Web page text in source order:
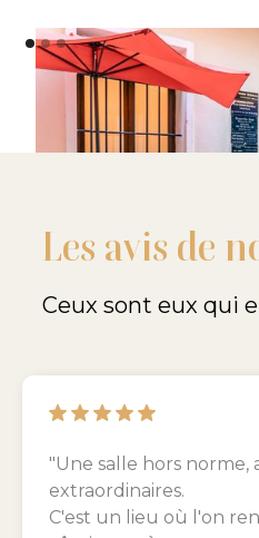
Les avis de
Ceux sont eux qui
"Une salle hors norme,
extraordinaires.
C'est un lieu où l'on